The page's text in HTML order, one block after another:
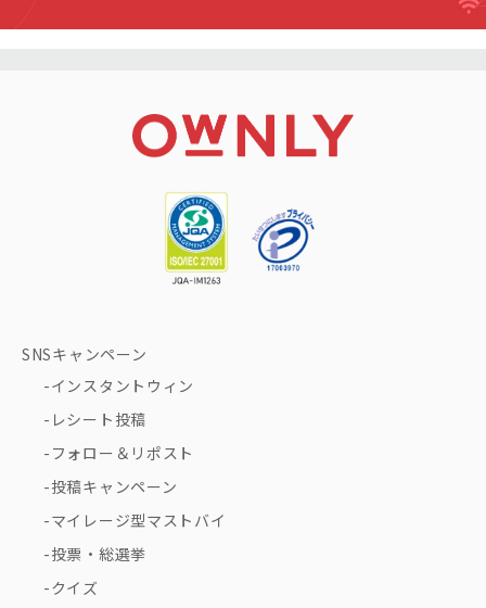
SNSキャンペーン
インスタントウィン
レシート投稿
フォロー＆リポスト
投稿キャンペーン
マイレージ型マストバイ
投票・総選挙
クイズ